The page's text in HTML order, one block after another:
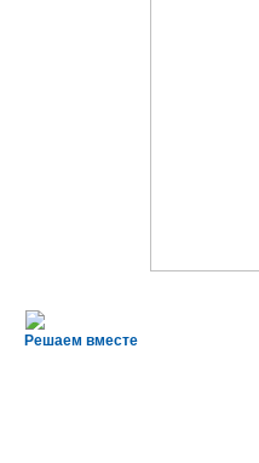
Решаем вместе